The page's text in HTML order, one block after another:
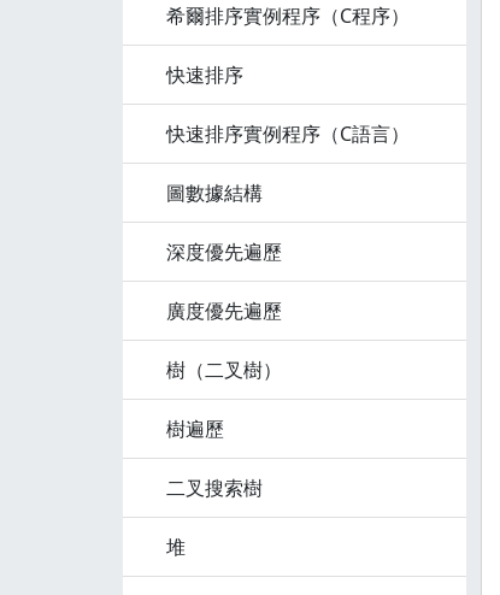
希爾排序實例程序（C程序）
快速排序
快速排序實例程序（C語言）
圖數據結構
深度優先遍歷
廣度優先遍歷
樹（二叉樹）
樹遍歷
二叉搜索樹
堆